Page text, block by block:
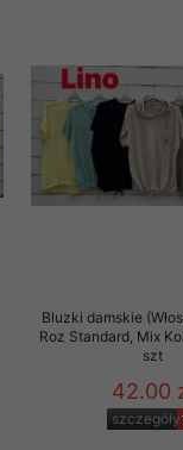
Bluzki damskie
Roz Standard, Mix
szt
42.00
szczegóły